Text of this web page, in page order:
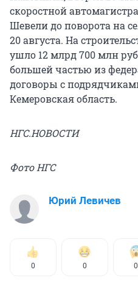
скоростной
Шевели до поворота на
20 августа. На
ушло 12 млрд 700 млн
большей частью из
договоры с
Кемеровская область.
НГС.НОВОСТИ
Фото НГС
Юрий Левичев
0 0 0